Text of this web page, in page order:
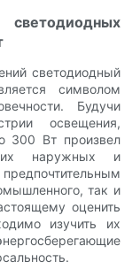
светодиодный
символом
Будучи
освещения,
300 Вт произвел
наружных и
так и
оценить
изучить их